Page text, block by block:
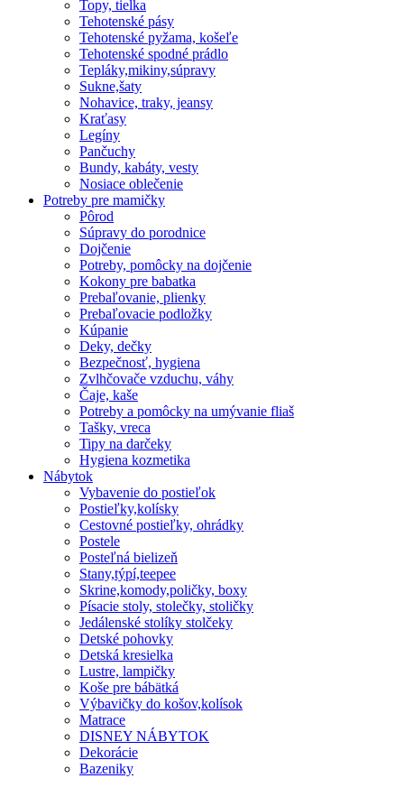
Topy, tielka
Tehotenské pásy
Tehotenské pyžama, košeľe
Tehotenské spodné prádlo
Tepláky,mikiny,súpravy
Sukne,šaty
Nohavice, traky, jeansy
Kraťasy
Legíny
Pančuchy
Bundy, kabáty, vesty
Nosiace oblečenie
Potreby pre mamičky
Pôrod
Súpravy do porodnice
Dojčenie
Potreby, pomôcky na dojčenie
Kokony pre babatka
Prebaľovanie, plienky
Prebaľovacie podložky
Kúpanie
Deky, dečky
Bezpečnosť, hygiena
Zvlhčovače vzduchu, váhy
Čaje, kaše
Potreby a pomôcky na umývanie fliaš
Tašky, vreca
Tipy na darčeky
Hygiena kozmetika
Nábytok
Vybavenie do postieľok
Postieľky,kolísky
Cestovné postieľky, ohrádky
Postele
Posteľná bielizeň
Stany,týpí,teepee
Skrine,komody,poličky, boxy
Písacie stoly, stolečky, stoličky
Jedálenské stolíky stolčeky
Detské pohovky
Detská kresielka
Lustre, lampičky
Koše pre bábätká
Výbavičky do košov,kolísok
Matrace
DISNEY NÁBYTOK
Dekorácie
Bazeniky